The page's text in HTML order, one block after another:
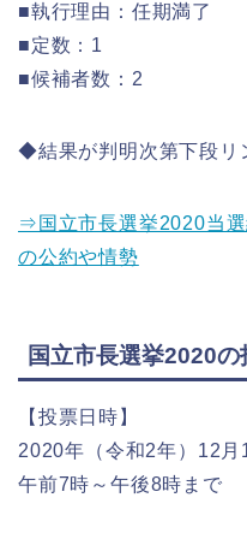
■執行理由：任期満了
■定数：1
■候補者数：2
◆結果が判明次第下段リ
⇒国立市長選挙2020当
の公約や情勢
国立市長選挙2020
【投票日時】
2020年（令和2年）12月
午前7時～午後8時まで